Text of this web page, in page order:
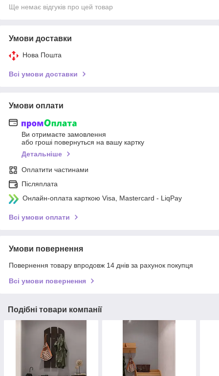
Ще немає відгуків про цей товар
Умови доставки
Нова Пошта
Всі умови доставки
Умови оплати
Ви отримаєте замовлення
або гроші повернуться на вашу картку
Детальніше
Оплатити частинами
Післяплата
Онлайн-оплата карткою Visa, Mastercard - LiqPay
Всі умови оплати
Умови повернення
Повернення товару впродовж 14 днів за рахунок покупця
Всі умови повернення
Подібні товари компанії